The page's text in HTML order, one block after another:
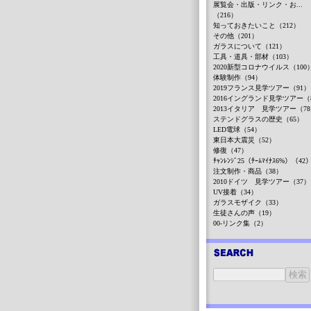
展覧会・出版・リンク・お...
（216）
知っておきたいこと（212）
その他（201）
ガラスについて（121）
工具・道具・部材（103）
2020新型コロナウイルス（100）
体験制作（94）
2019フランス見学ツアー（91）
2016イングランド見学ツアー（
2013イタリア 見学ツアー（78
ステンドグラスの歴史（65）
LED電球（54）
東日本大震災（52）
修復（47）
ﾁｬﾝﾚﾝｼﾞ25（ﾁｰﾑﾏｲﾅｽ6%）（42）
注文制作・商品（38）
2010ドイツ 見学ツアー（37）
UV接着（34）
ガラスモザイク（33）
生徒さんの声（19）
00-リンク集（2）